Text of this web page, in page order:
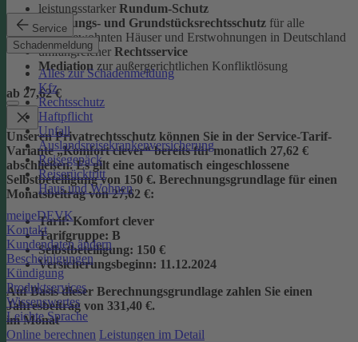
Service
Schadenmeldung
Alles zur Schadenmeldung
Kfz
Rechtsschutz
Haftpflicht
Unfall
Auslandsreisekrankenversicherung
Reisegepäck
Reiserücktritt
Haus und Wohnen
meineDEVK
Kontakt
Kundendaten ändern
Bescheinigungen
Kündigung
Produktservices
Wissenswertes
Leichte Sprache
leistungsstarker Rundum-Schutz
Wohnungs- und Grundstücksrechtsschutz für alle
selbstbewohnten Häuser und Erstwohnungen in Deutschland
umfangreicher Rechtsservice
Mediation zur außergerichtlichen Konfliktlösung
ab 27,62 €
Unseren Privatrechtsschutz können Sie in der Service-Tarif-
Variante „Komfort clever“ bereits für monatlich 27,62 €
abschließen. Es gilt eine automatisch eingeschlossene
Selbstbeteiligung von 150 €. Berechnungsgrundlage für einen
Monatsbeitrag von 27,62 €:
Tarif: Komfort clever
Tarifgruppe: B
Selbstbeteiligung: 150 €
Versicherungsbeginn: 11.12.2024
Auf Basis dieser Berechnungsgrundlage zahlen Sie einen
Jahresbeitrag von 331,40 €.
im Monat
Online berechnen Leistungen im Detail